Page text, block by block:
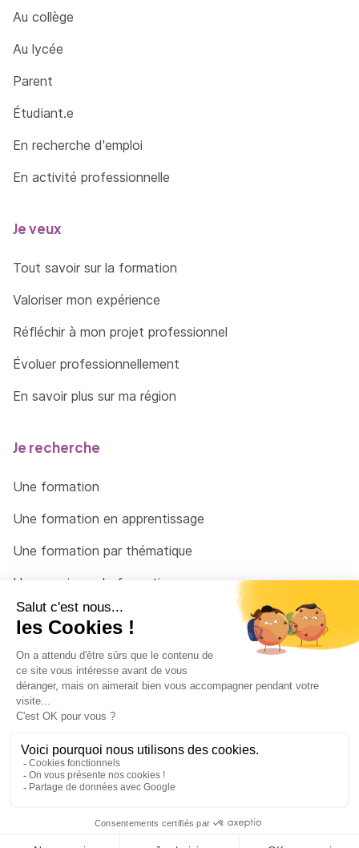
Au collège
Au lycée
Parent
Étudiant.e
En recherche d'emploi
En activité professionnelle
Je veux
Tout savoir sur la formation
Valoriser mon expérience
Réfléchir à mon projet professionnel
Évoluer professionnellement
En savoir plus sur ma région
Je recherche
Une formation
Une formation en apprentissage
Une formation par thématique
Un organisme de formation
Un conseiller
Une solution pour raccrocher
© 2026 - Côté Formations - par Via Compétences
Menu Pied de page
Mentions Légales
Politique de confidentialité